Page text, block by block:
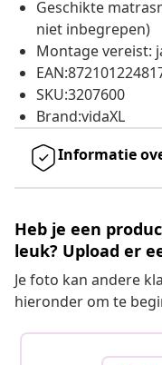
Geschikte
niet inbegrepen)
Montage vereist:
SKU:3207600
Brand:vidaXL
Informatie
Heb je een
leuk? Upload er
Je foto kan andere
hieronder om te